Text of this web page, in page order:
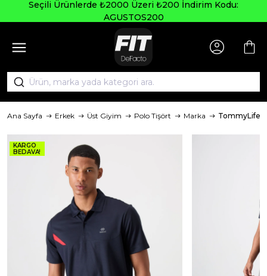
Seçili Ürünlerde ₺2000 Üzeri ₺200 İndirim Kodu:
AGUSTOS200
Ana Sayfa Erkek Üst Giyim Polo Tişört Marka TommyLife
KARGO
BEDAVA!